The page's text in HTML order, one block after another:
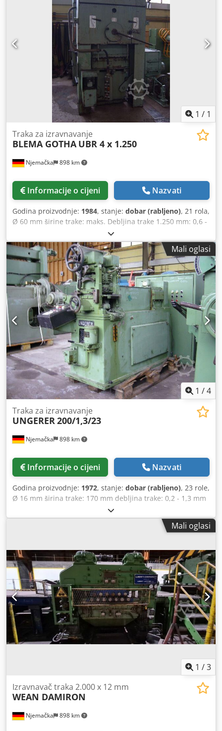
1 / 1
Njemačka 898 km
Traka za izravnavanje
BLEMA GOTHA UBR 4 x 1.250
Informacije o cijeni Nazvati
Godina proizvodnje: 1984, stanje: dobar (rabljeno), 21 rola,
Ø 60 mm širine trake: maks. Debljina trake 1.250 mm: 0,6 -
Mali oglasi
1 /4
Njemačka 898 km
Traka za izravnavanje
UNGERER 200/1,3/23
Informacije o cijeni Nazvati
Godina proizvodnje: 1972, stanje: dobar (rabljeno), 23 role,
Ø 16 mm širina trake: 170 mm debljina trake: 0,2 - 1,3 mm
Mali oglasi
1 /3
Njemačka 898 km
Izravnavač traka 2.000 x 12 mm
WEAN DAMIRON